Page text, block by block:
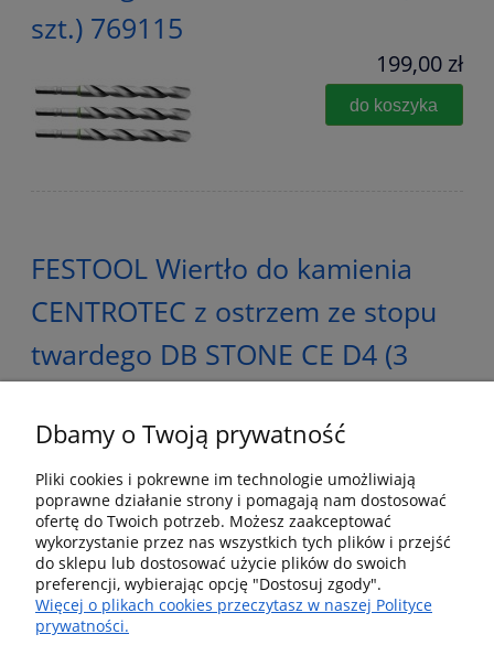
szt.) 769115
199,00 zł
do koszyka
FESTOOL Wiertło do kamienia
CENTROTEC z ostrzem ze stopu
twardego DB STONE CE D4 (3
do koszyka
Festool Wiertło do kamienia
Dbamy o Twoją prywatność
Pliki cookies i pokrewne im technologie umożliwiają
poprawne działanie strony i pomagają nam dostosować
ofertę do Twoich potrzeb. Możesz zaakceptować
wykorzystanie przez nas wszystkich tych plików i przejść
do sklepu lub dostosować użycie plików do swoich
preferencji, wybierając opcję "Dostosuj zgody".
Więcej o plikach cookies przeczytasz w naszej Polityce
prywatności.